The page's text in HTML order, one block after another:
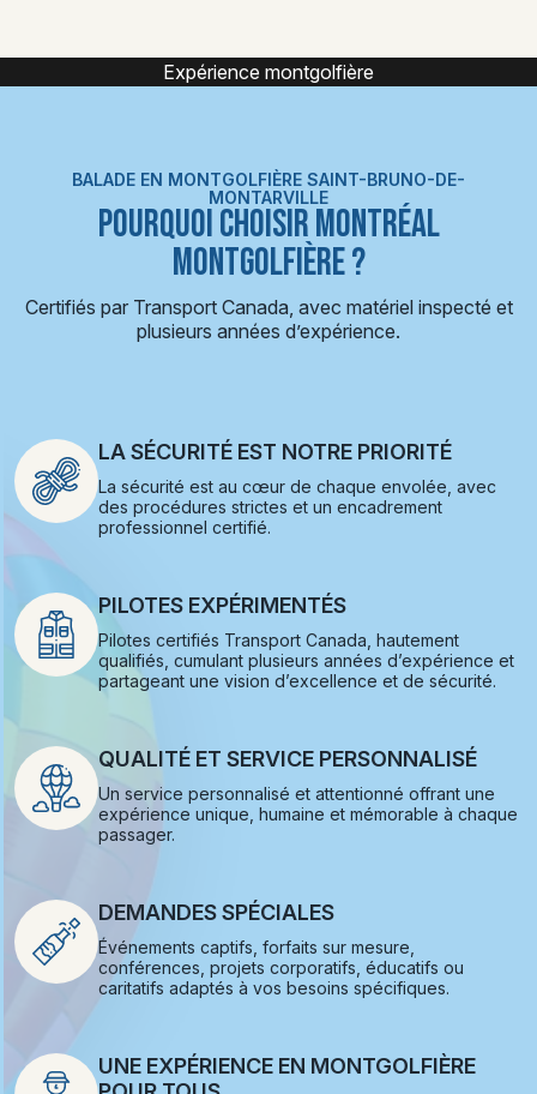
Montgolfière
BALADE EN MONTGOLFIÈRE SAINT-BRUNO-DE-
MONTARVILLE
POURQUOI CHOISIR MONTRÉAL
MONTGOLFIÈRE ?
Certifiés par Transport Canada, avec matériel inspecté et
plusieurs années d’expérience.
LA SÉCURITÉ EST NOTRE PRIORITÉ
La sécurité est au cœur de chaque envolée, avec
des procédures strictes et un encadrement
professionnel certifié.
PILOTES EXPÉRIMENTÉS
Pilotes certifiés Transport Canada, hautement
qualifiés, cumulant plusieurs années d’expérience et
partageant une vision d’excellence et de sécurité.
QUALITÉ ET SERVICE PERSONNALISÉ
Un service personnalisé et attentionné offrant une
expérience unique, humaine et mémorable à chaque
passager.
DEMANDES SPÉCIALES
Événements captifs, forfaits sur mesure,
conférences, projets corporatifs, éducatifs ou
caritatifs adaptés à vos besoins spécifiques.
UNE EXPÉRIENCE EN MONTGOLFIÈRE